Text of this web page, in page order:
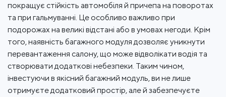
покращує стійкість автомобіля й причепа на поворотах
та при гальмуванні. Це особливо важливо при
подорожах на великі відстані або в умовах негоди. Крім
того, наявність багажного модуля дозволяє уникнути
перевантаження салону, що може відволікати водія та
створювати додаткові небезпеки. Таким чином,
інвестуючи в якісний багажний модуль, ви не лише
отримуєте додатковий простір, але й забезпечуєте